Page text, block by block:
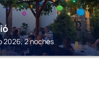
2026, 2 noches